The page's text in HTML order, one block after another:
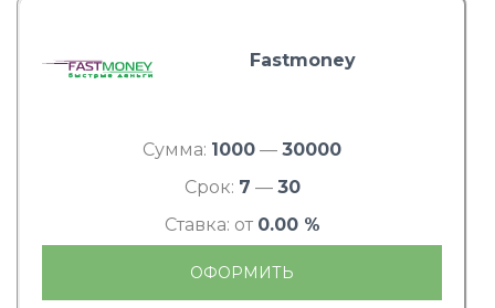
Fastmoney
Сумма: 1000 — 30000
Срок: 7 — 30
Ставка: от 0.00 %
ОФОРМИТЬ